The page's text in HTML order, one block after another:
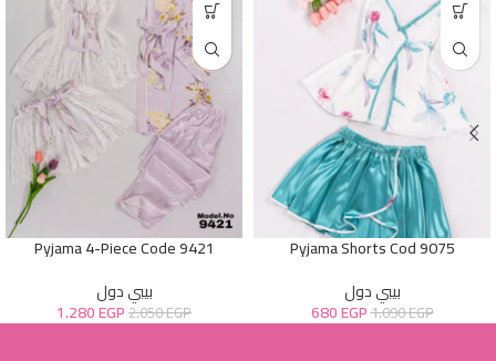
Pyjama Shorts Cod 9075
بيبي دول
1.090EGP
680EGP
Pyjama 4-Piece Code 9421
بيبي دول
2.050EGP
1.280EGP